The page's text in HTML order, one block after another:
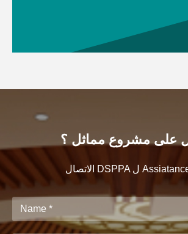
على مشروع مماثل ؟